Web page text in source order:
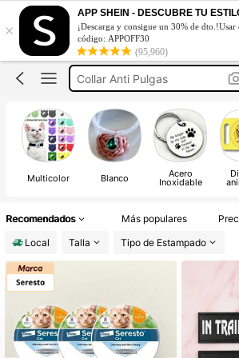
×
APP SHEIN - DESCUBRE TU
¡Descarga y consigue un 30% de dto.!Usar
código: APPOFF30
(95,960)
Collar Para Gato Con Airtag
Collar Para Gato
Collar Anti Pulgas
Campana Para Perros
Collar Para Gato Con Airtag
Collar Para Gato
Multicolor Blanco Acero
Inoxidable
Recomendados Más populares
Local
Talla Tipo de Estampado